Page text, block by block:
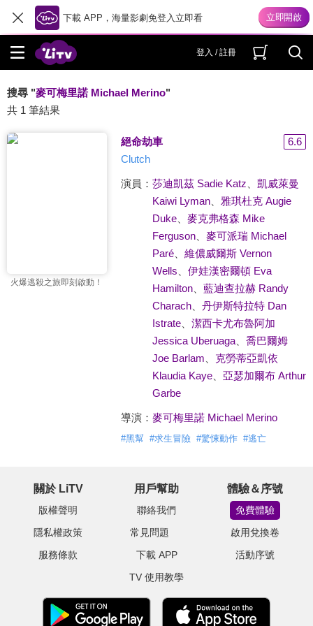
下載 APP，海量影劇免登入立即看
登入 / 註冊
搜尋 "麥可梅里諾 Michael Merino"
共 1 筆結果
火爆逃殺之旅即刻啟動！
絕命劫車
6.6
Clutch
演員： 莎迪凱茲 Sadie Katz
凱威萊曼
Kaiwi Lyman、 雅琪杜克 Augie
Duke、 麥克弗格森 Mike
Ferguson、 麥可派瑞 Michael
Paré、 維儂威爾斯 Vernon
Wells
伊娃漢密爾頓 Eva
Hamilton、 藍迪查拉赫 Randy
Charach、 丹伊斯特拉特 Dan
Istrate、 潔西卡尤布魯阿加
Jessica Uberuaga、 喬巴爾姆
Joe Barlam
克勞蒂亞凱依
Klaudia Kaye、 亞瑟加爾布 Arthur
Garbe
導演： 麥可梅里諾 Michael Merino
#黑幫 #求生冒險 #驚悚動作 #逃亡
關於 LiTV
版權聲明
隱私權政策
服務條款
用戶幫助
聯絡我們
常見問題
下載 APP
TV 使用教學
體驗＆序號
免費體驗
啟用兌換卷
活動序號